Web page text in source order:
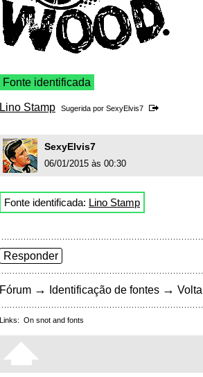
Fonte identificada
Lino Stamp Sugerida por SexyElvis7
SexyElvis7
06/01/2015 às 00:30
Fonte identificada: Lino Stamp
Responder
Fórum → Identificação de fontes →
Links: On snot and fonts